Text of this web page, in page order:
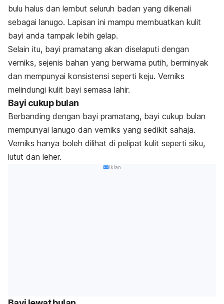
bulu halus dan lembut seluruh badan yang dikenali
sebagai lanugo. Lapisan ini mampu membuatkan kulit
bayi anda tampak lebih gelap.
Selain itu, bayi pramatang akan diselaputi dengan
verniks, sejenis bahan yang berwarna putih, berminyak
dan mempunyai konsistensi seperti keju. Verniks
melindungi kulit bayi semasa lahir.
Bayi cukup bulan
Berbanding dengan bayi pramatang, bayi cukup bulan
mempunyai lanugo dan verniks yang sedikit sahaja.
Verniks hanya boleh dilihat di pelipat kulit seperti siku,
lutut dan leher.
Iklan